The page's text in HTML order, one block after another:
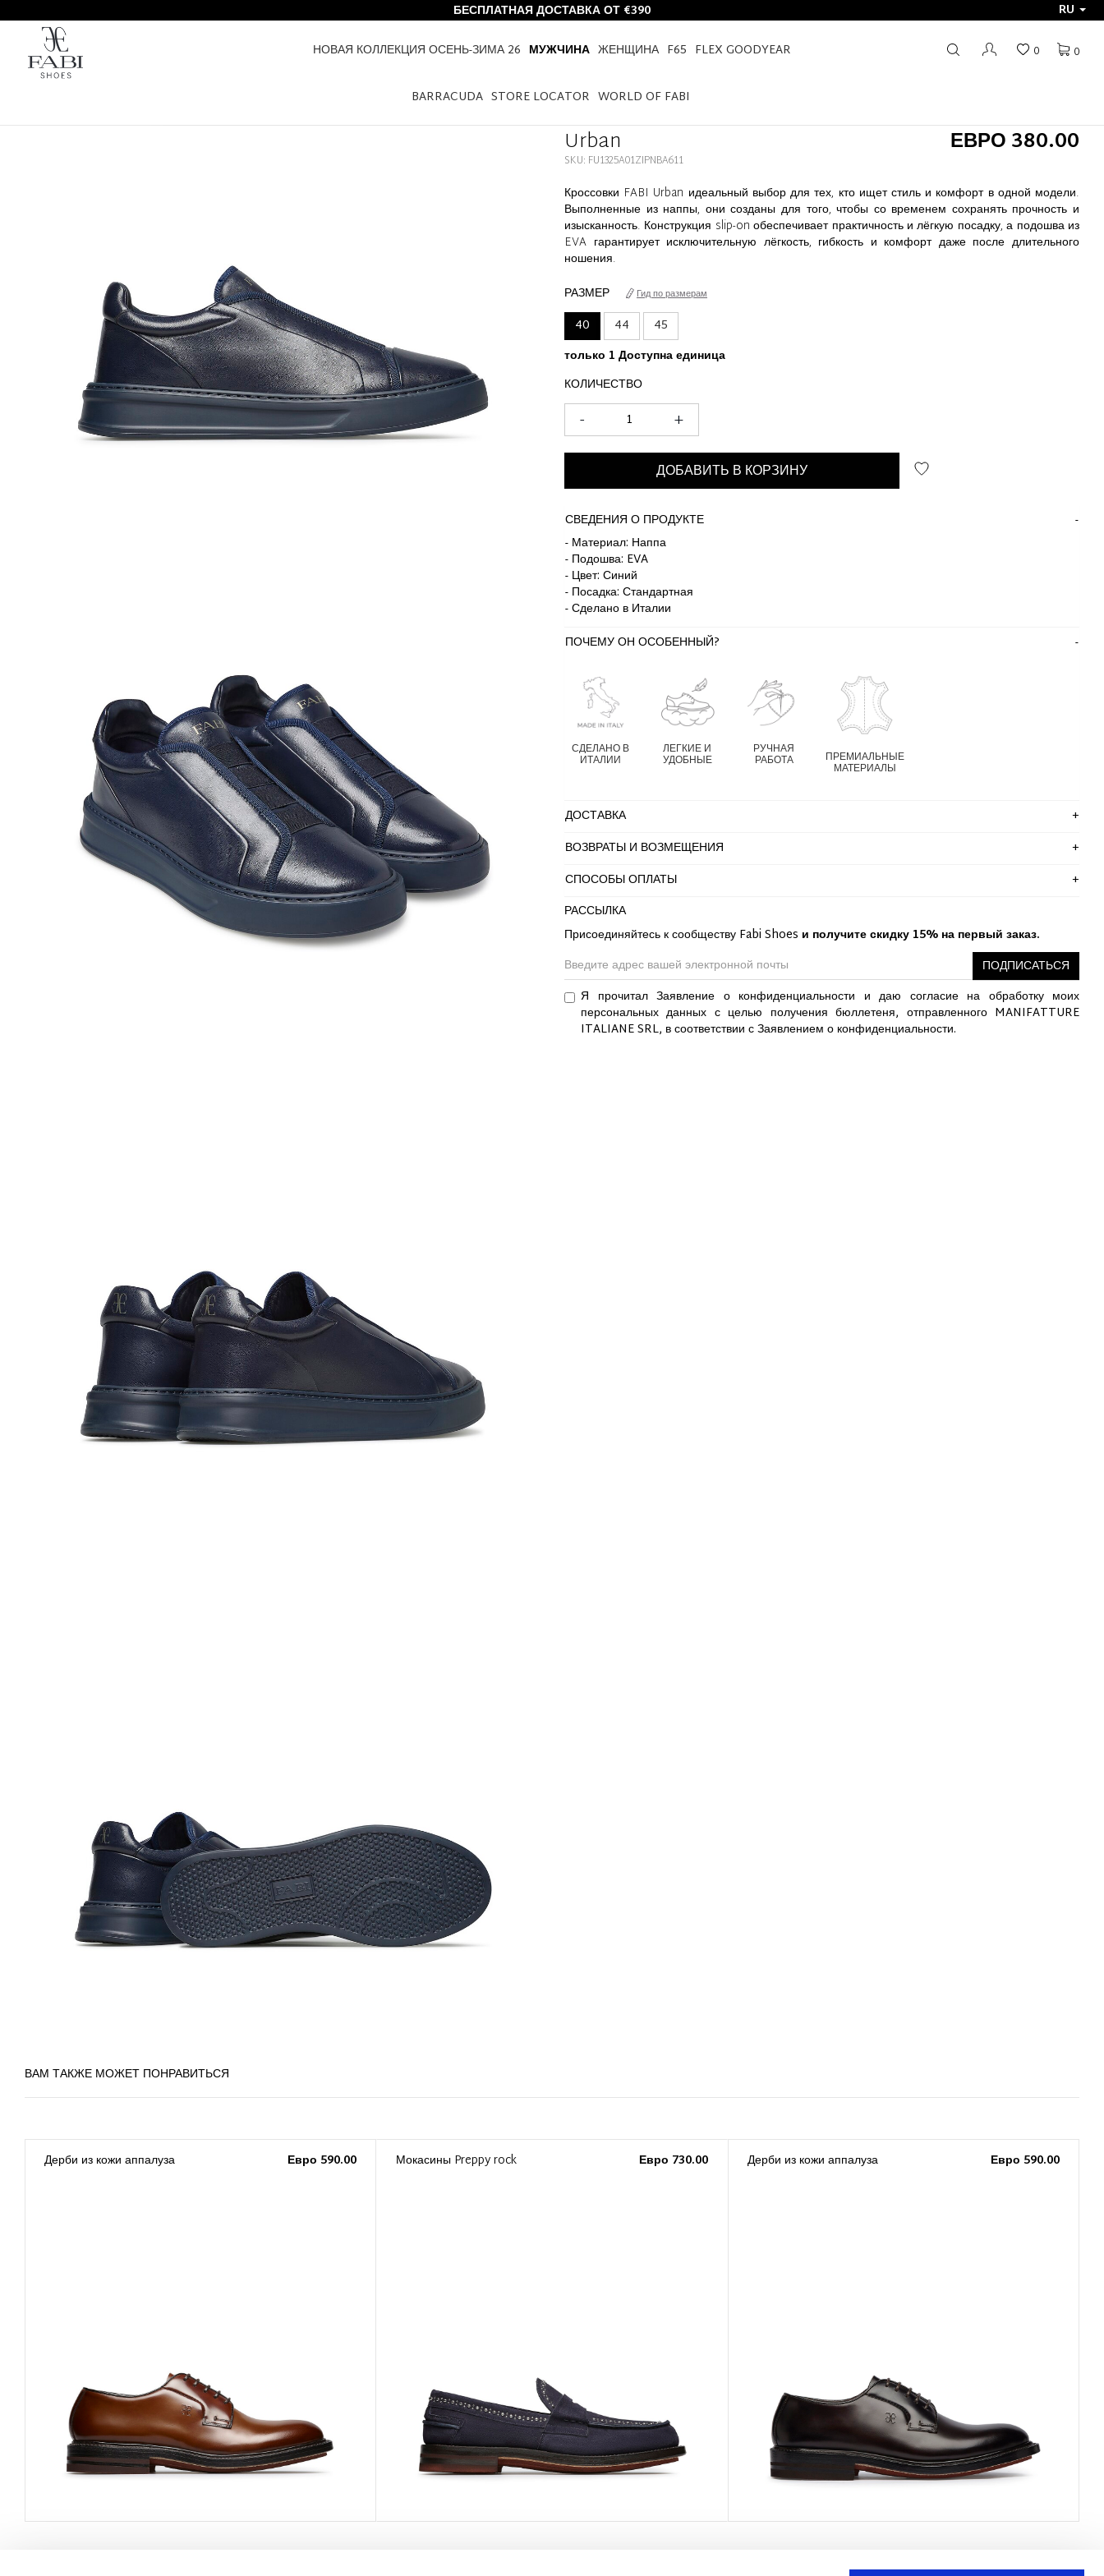
БЕСПЛАТНАЯ ДОСТАВКА ОТ €390
RU
НОВАЯ КОЛЛЕКЦИЯ ОСЕНЬ-ЗИМА 26 МУЖЧИНА ЖЕНЩИНА F65 FLEX GOODYEAR
BARRACUDA STORE LOCATOR WORLD OF FABI
0
0
HOME МУЖЧИНА ОБУВЬ URBAN
Urban ЕВРО 380.00
SKU: FU1325A01ZIPNBA611
Кроссовки FABI Urban идеальный выбор для тех, кто ищет стиль и комфорт в одной модели.
Выполненные из наппы, они созданы для того, чтобы со временем сохранять прочность и
изысканность. Конструкция slip-on обеспечивает практичность и лёгкую посадку, а подошва из
EVA гарантирует исключительную лёгкость, гибкость и комфорт даже после длительного
ношения.
РАЗМЕР
Гид по размерам
40 44
45
только 1 Доступна единица
КОЛИЧЕСТВО
+
-
ДОБАВИТЬ В КОРЗИНУ
СВЕДЕНИЯ О ПРОДУКТЕ
- Материал: Наппа
- Подошва: EVA
- Цвет: Синий
- Посадка: Стандартная
- Сделано в Италии
ПОЧЕМУ ОН ОСОБЕННЫЙ?
СДЕЛАНО В
ИТАЛИИ
ЛЕГКИЕ И
УДОБНЫЕ
РУЧНАЯ
РАБОТА ПРЕМИАЛЬНЫЕ
МАТЕРИАЛЫ
ДОСТАВКА
ВОЗВРАТЫ И ВОЗМЕЩЕНИЯ
СПОСОБЫ ОПЛАТЫ
РАССЫЛКА
Присоединяйтесь к сообществу Fabi Shoes и получите скидку 15% на первый заказ.
ПОДПИСАТЬСЯ
Я прочитал Заявление о конфиденциальности и даю согласие на обработку моих
персональных данных с целью получения бюллетеня, отправленного MANIFATTURE
ITALIANE SRL, в соответствии с Заявлением о конфиденциальности.
ВАМ ТАКЖЕ МОЖЕТ ПОНРАВИТЬСЯ
Дерби из кожи аппалуза Евро 590.00 Мокасины Preppy rock Евро 730.00 Дерби из кожи аппалуза Евро 590.00